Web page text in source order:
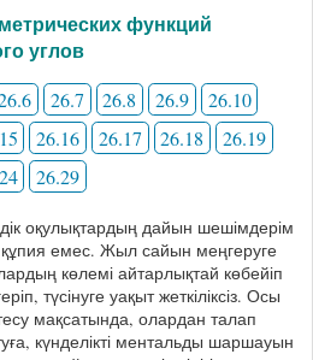
функций
углов
26.7 26.8 26.9
26.10
26.16 26.17 26.18
26.19
26.29
оқулықтардың дайын шешімдерім
емес. Жыл сайын меңгеруге
көлемі айтарлықтай көбейіп
түсінуге уақыт жеткіліксіз. Осы
мақсатында, олардан талап
күнделікті ментальды шаршауын